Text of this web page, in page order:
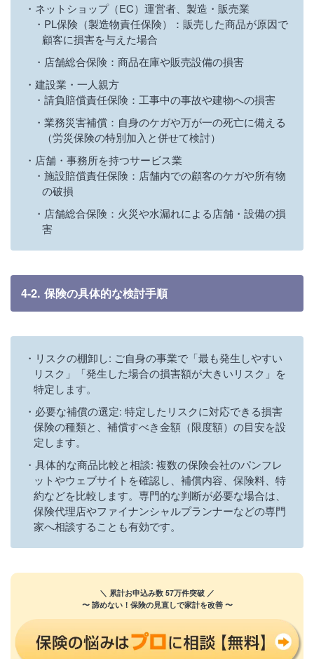
ネットショップ（EC）運営者、製造・販売業
PL保険（製造物責任保険）：販売した商品が原因で
顧客に損害を与えた場合
店舗総合保険：商品在庫や販売設備の損害
建設業・一人親方
請負賠償責任保険：工事中の事故や建物への損害
業務災害補償：自身のケガや万が一の死亡に備える
（労災保険の特別加入と併せて検討）
店舗・事務所を持つサービス業
施設賠償責任保険：店舗内での顧客のケガや所有物
の破損
店舗総合保険：火災や水漏れによる店舗・設備の損
害
4-2. 保険の具体的な検討手順
リスクの棚卸し: ご自身の事業で「最も発生しやすい
リスク」「発生した場合の損害額が大きいリスク」を
特定します。
必要な補償の選定: 特定したリスクに対応できる損害
保険の種類と、補償すべき金額（限度額）の目安を設
定します。
具体的な商品比較と相談: 複数の保険会社のパンフレ
ットやウェブサイトを確認し、補償内容、保険料、特
約などを比較します。専門的な判断が必要な場合は、
保険代理店やファイナンシャルプランナーなどの専門
家へ相談することも有効です。
＼ 累計お申込み数 57万件突破 ／
〜 諦めない！保険の見直しで家計を改善 〜